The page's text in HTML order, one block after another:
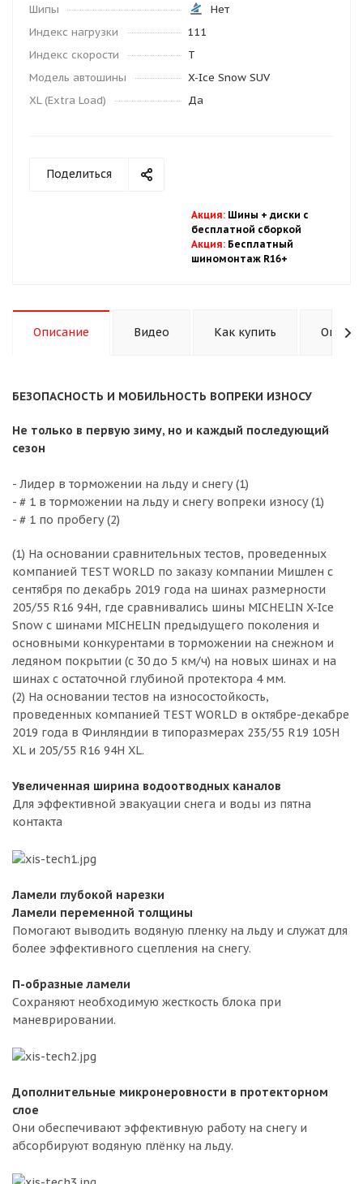
Шипы
Нет
Индекс нагрузки
111
Индекс скорости
T
Модель автошины
X-Ice Snow SUV
XL (Extra Load)
Да
Поделиться
Акция: Шины + диски с
бесплатной сборкой
Акция: Бесплатный
шиномонтаж R16+
Описание Видео Как купить Оплата
БЕЗОПАСНОСТЬ И МОБИЛЬНОСТЬ ВОПРЕКИ ИЗНОСУ
Не только в первую зиму, но и каждый последующий
сезон
- Лидер в торможении на льду и снегу (1)
- # 1 в торможении на льду и снегу вопреки износу (1)
- # 1 по пробегу (2)
(1) На основании сравнительных тестов, проведенных
компанией TEST WORLD по заказу компании Мишлен с
сентября по декабрь 2019 года на шинах размерности
205/55 R16 94H, где сравнивались шины MICHELIN X-Ice
Snow с шинами MICHELIN предыдущего поколения и
основными конкурентами в торможении на снежном и
ледяном покрытии (с 30 до 5 км/ч) на новых шинах и на
шинах с остаточной глубиной протектора 4 мм.
(2) На основании тестов на износостойкость,
проведенных компанией TEST WORLD в октябре-декабре
2019 года в Финляндии в типоразмерах 235/55 R19 105H
XL и 205/55 R16 94H XL.
Увеличенная ширина водоотводных каналов
Для эффективной эвакуации снега и воды из пятна
контакта
Ламели глубокой нарезки
Ламели переменной толщины
Помогают выводить водяную пленку на льду и служат для
более эффективного сцепления на снегу.
П-образные ламели
Сохраняют необходимую жесткость блока при
маневрировании.
Дополнительные микронеровности в протекторном
слое
Они обеспечивают эффективную работу на снегу и
абсорбируют водяную плёнку на льду.